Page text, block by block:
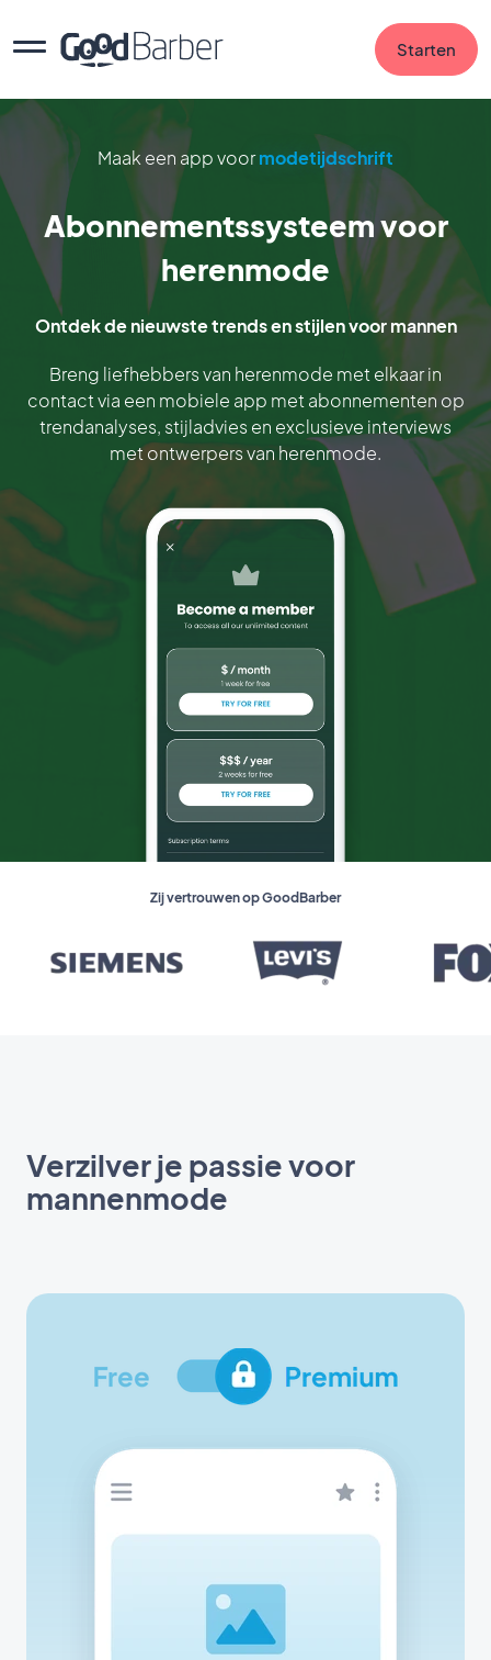
Starten
Maak een app voormodetijdschrift
Abonnementssysteem voor
herenmode
Ontdek de nieuwste trends en stijlen voor mannen
Breng liefhebbers van herenmode met elkaar in
contact via een mobiele app met abonnementen op
trendanalyses, stijladvies en exclusieve interviews
met ontwerpers van herenmode.
Zij vertrouwen op GoodBarber
Verzilver je passie voor
mannenmode